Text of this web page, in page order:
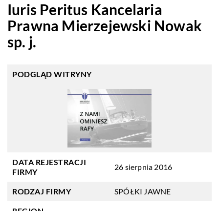
Iuris Peritus Kancelaria
Prawna Mierzejewski Nowak
sp. j.
PODGLĄD WITRYNY
DATA REJESTRACJI
FIRMY
26 sierpnia 2016
RODZAJ FIRMY SPÓŁKI JAWNE